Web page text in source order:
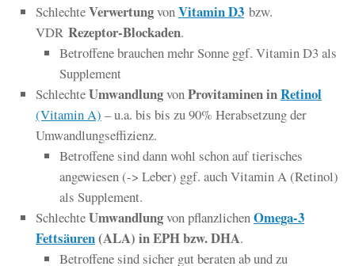
SchlechteVerwertungvon Vitamin D3 bzw.
VDR Rezeptor-Blockaden.
Betroffene brauchen mehr Sonne ggf. Vitamin D3 als
Supplement
SchlechteUmwandlungvon Provitaminen inRetinol
(Vitamin A) – u.a. bis bis zu 90% Herabsetzung der
Umwandlungseffizienz.
Betroffene sind dann wohl schon auf tierisches
angewiesen (-> Leber) ggf. auch Vitamin A (Retinol)
als Supplement.
SchlechteUmwandlungvon pflanzlichen Omega-3
Fettsäuren(ALA) in EPH bzw. DHA.
Betroffene sind sicher gut beraten ab und zu